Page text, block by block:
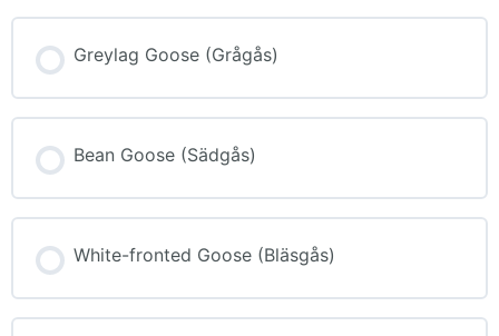
Greylag Goose (Grågås)
Bean Goose (Sädgås)
White-fronted Goose (Bläsgås)